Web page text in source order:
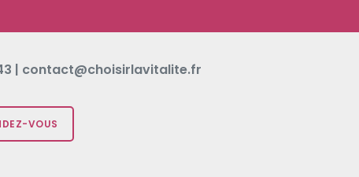
| contact@choisirlavitalite.fr
VOUS